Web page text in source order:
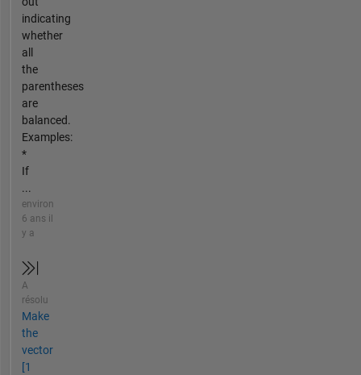
indicating
whether
all
the
parentheses
are
balanced.
Examples:
*
If
...
environ
6 ans il
y a
A
résolu
Make
the
vector
[1